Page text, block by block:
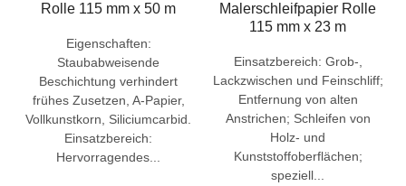
Rolle 115 mm x 50 m
Eigenschaften:
Staubabweisende
Beschichtung verhindert
frühes Zusetzen, A-Papier,
Vollkunstkorn, Siliciumcarbid.
Einsatzbereich:
Hervorragendes...
Malerschleifpapier Rolle
115 mm x 23 m
Einsatzbereich: Grob-,
Lackzwischen und Feinschliff;
Entfernung von alten
Anstrichen; Schleifen von
Holz- und
Kunststoffoberflächen;
speziell...